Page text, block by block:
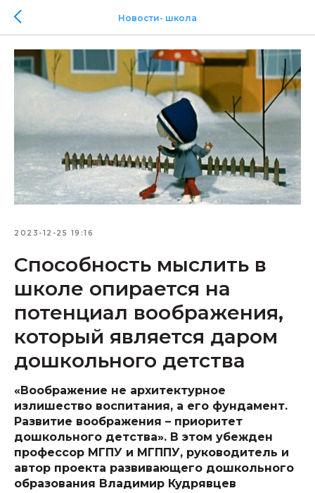
Новости- школа
2023-12-25 19:16
Способность мыслить в
школе опирается на
потенциал воображения,
который является даром
дошкольного детства
«Воображение не архитектурное
излишество воспитания, а его фундамент.
Развитие воображения – приоритет
дошкольного детства». В этом убежден
профессор МГПУ и МГППУ, руководитель и
автор проекта развивающего дошкольного
образования Владимир Кудрявцев